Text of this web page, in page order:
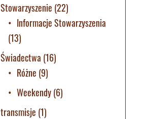
Stowarzyszenie (22)
Informacje Stowarzyszenia
(13)
Świadectwa (16)
Różne (9)
Weekendy(6)
transmisje (1)